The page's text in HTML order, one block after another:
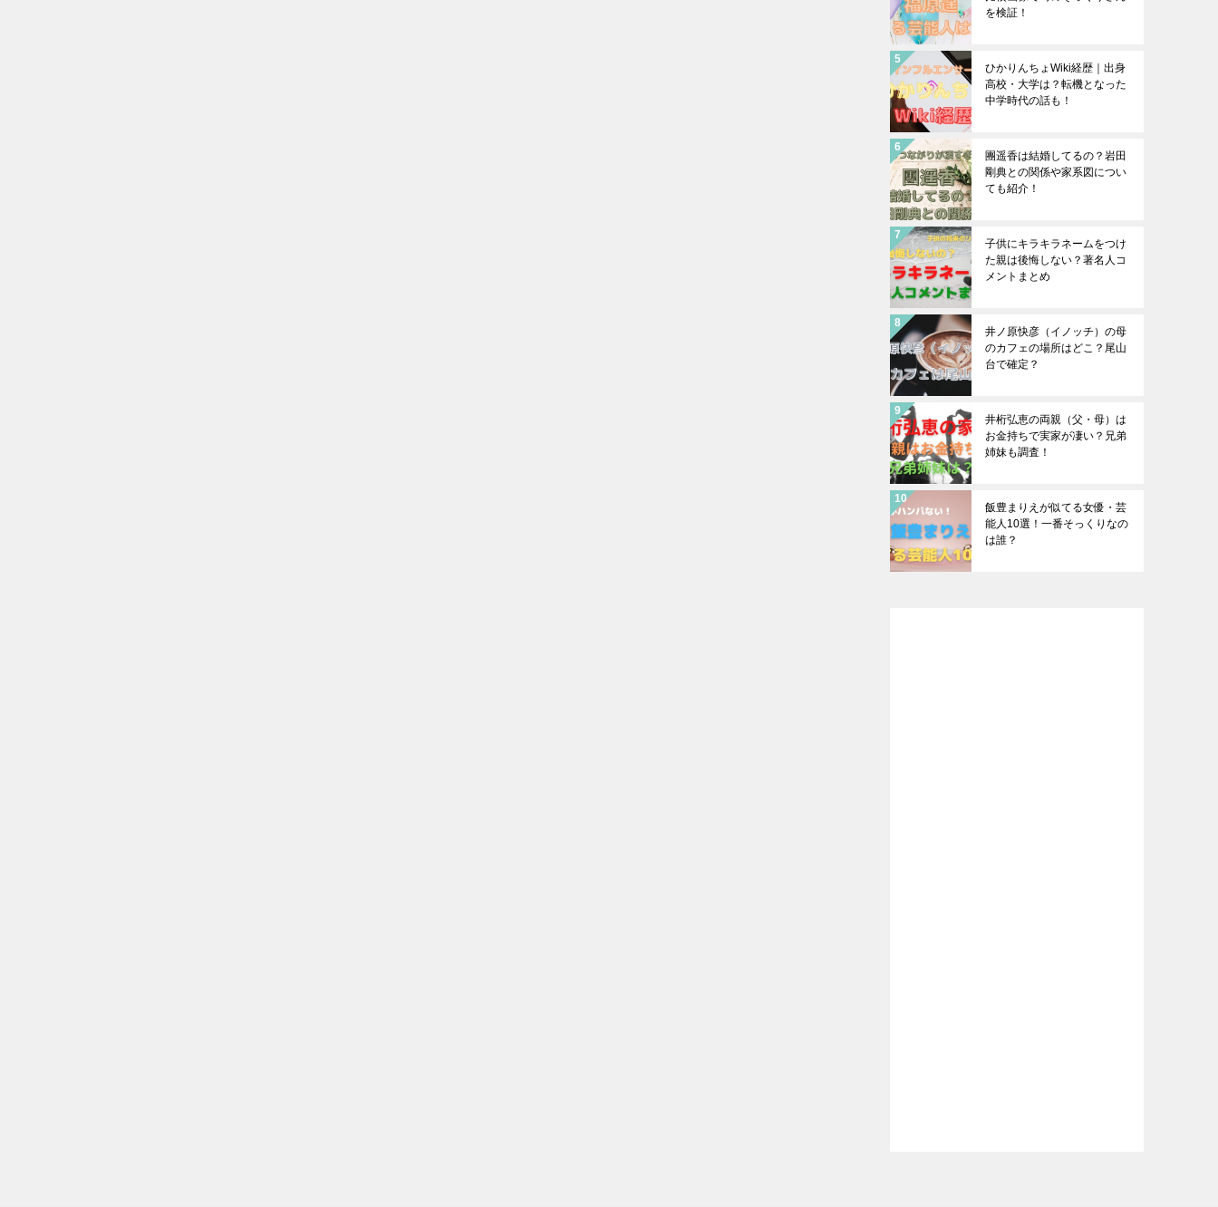
を検証！
ひかりんちょWiki経歴｜出身
高校・大学は？転機となった
中学時代の話も！
團遥香は結婚してるの？岩田
剛典との関係や家系図につい
ても紹介！
子供にキラキラネームをつけ
た親は後悔しない？著名人コ
メントまとめ
井ノ原快彦（イノッチ）の母
のカフェの場所はどこ？尾山
台で確定？
井桁弘恵の両親（父・母）は
お金持ちで実家が凄い？兄弟
姉妹も調査！
飯豊まりえが似てる女優・芸
能人10選！一番そっくりなの
は誰？